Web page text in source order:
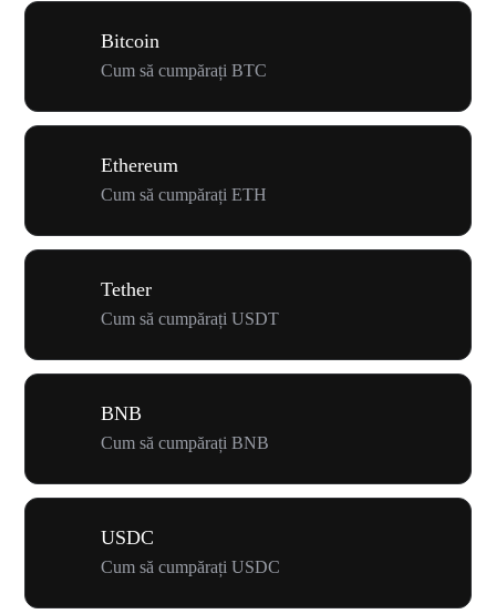
Bitcoin
Cum să cumpărați BTC
Ethereum
Cum să cumpărați ETH
Tether
Cum să cumpărați USDT
BNB
Cum să cumpărați BNB
USDC
Cum să cumpărați USDC